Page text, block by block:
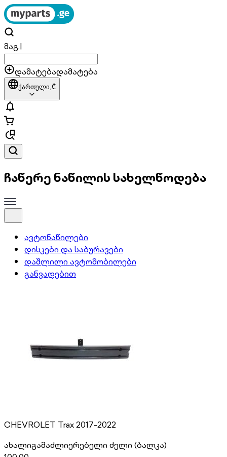
მაგ.|
დამატებადამატება
ქართული,₾
ჩაწერე ნაწილის სახელწოდება
ავტონაწილები
დისკები და საბურავები
დაშლილი ავტომობილები
განვადებით
CHEVROLET Trax 2017-2022
ახალიგამაძლიერებელი ძელი (ბალკა)